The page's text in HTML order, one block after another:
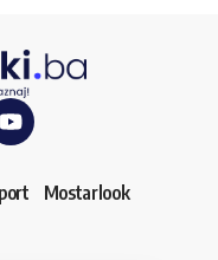
Mostarlook